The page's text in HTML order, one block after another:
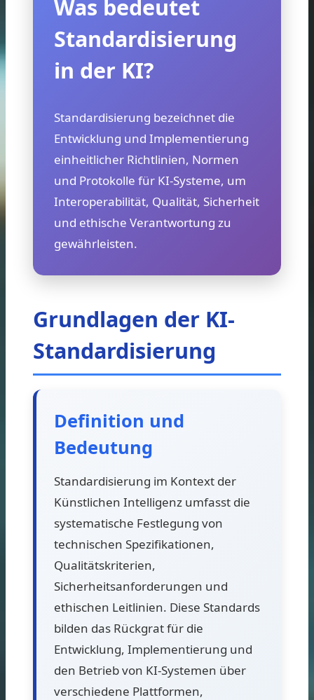
Was bedeutet
Standardisierung
in der KI?
Standardisierung bezeichnet die
Entwicklung und Implementierung
einheitlicher Richtlinien, Normen
und Protokolle für KI-Systeme, um
Interoperabilität, Qualität, Sicherheit
und ethische Verantwortung zu
gewährleisten.
Grundlagen der KI-
Standardisierung
Definition und
Bedeutung
Standardisierung im Kontext der
Künstlichen Intelligenz umfasst die
systematische Festlegung von
technischen Spezifikationen,
Qualitätskriterien,
Sicherheitsanforderungen und
ethischen Leitlinien. Diese Standards
bilden das Rückgrat für die
Entwicklung, Implementierung und
den Betrieb von KI-Systemen über
verschiedene Plattformen,